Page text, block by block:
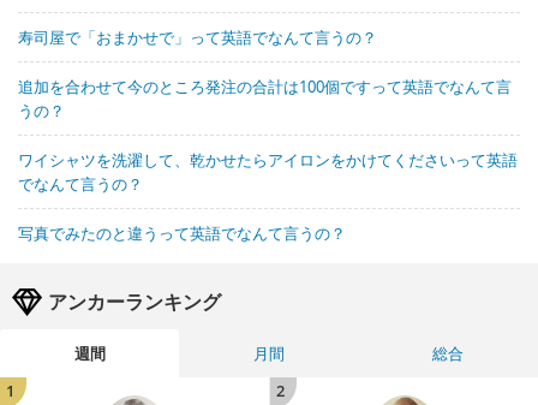
寿司屋で「おまかせで」って英語でなんて言うの？
追加を合わせて今のところ発注の合計は100個ですって英語でなんて言
うの？
ワイシャツを洗濯して、乾かせたらアイロンをかけてくださいって英語
でなんて言うの？
写真でみたのと違うって英語でなんて言うの？
アンカーランキング
週間 月間
総合
1
2